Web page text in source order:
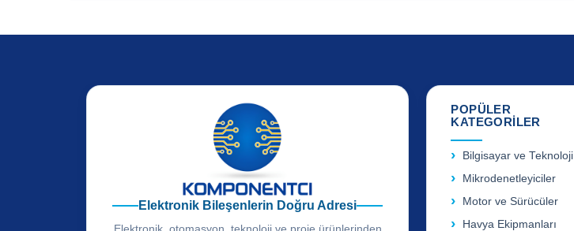
Elektronik Bileşenlerin Doğru Adresi
POPÜLER
KATEGORİLER
Bilgisayar ve Teknoloji
Mikrodenetleyiciler
Motor ve Sürücüler
Havya Ekipmanları